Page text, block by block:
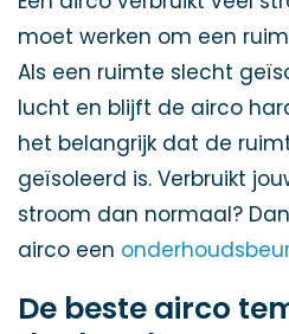
moet werken om een
Als een ruimte slecht
lucht en blijft de airco
het belangrijk dat de
geïsoleerd is. Verbruikt
stroom dan normaal?
airco een
De beste airco